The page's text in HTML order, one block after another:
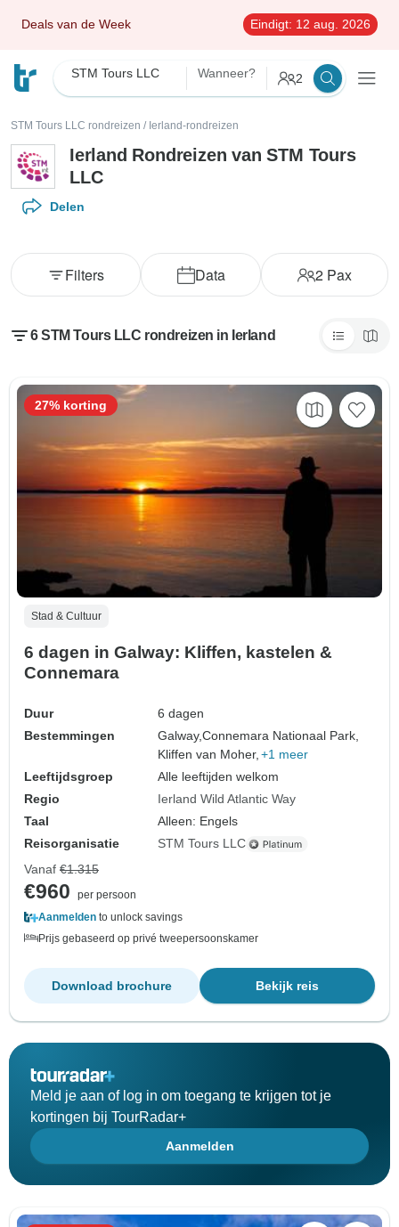
Deals van de Week Eindigt: 12 aug. 2026
STM Tours LLC Wanneer? 2
STM Tours LLC rondreizen / Ierland-rondreizen
Ierland Rondreizen van STM Tours
LLC
Delen
Data 2 Pax
Filters
6 STM Tours LLC rondreizen in Ierland
Stad & Cultuur
6 dagen in Galway: Kliffen, kastelen &
Connemara
Duur
6 dagen
Bestemmingen
Galway,Connemara Nationaal Park,
Kliffen van Moher, +1 meer
Leeftijdsgroep
Alle leeftijden welkom
Regio
Ierland Wild Atlantic Way
Taal
Alleen: Engels
Reisorganisatie
STM Tours LLC
27% korting
Vanaf €1.315
€960
per persoon
Aanmelden to unlock savings
Prijs gebaseerd op privé tweepersoonskamer
Bekijk reis
Download brochure
Meld je aan of log in om toegang te krijgen tot je
kortingen bij TourRadar+
Aanmelden